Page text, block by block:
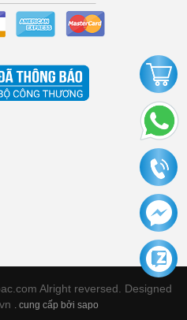
Alright reversed. Designed
. cung cấp bởi sapo